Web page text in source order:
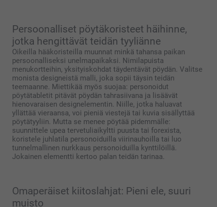
Persoonalliset pöytäkoristeet häihinne,
jotka hengittävät teidän tyyliänne
Oikeilla hääkoristeilla muunnat minkä tahansa paikan
persoonalliseksi unelmapaikaksi. Nimilapuista
menukortteihin, yksityiskohdat täydentävät pöydän. Valitse
monista designeistä malli, joka sopii täysin teidän
teemaanne. Miettikää myös suojaa: personoidut
pöytätabletit pitävät pöydän tahrasiivana ja lisäävät
hienovaraisen designelementin. Niille, jotka haluavat
yllättää vieraansa, voi pieniä viestejä tai kuvia sisällyttää
pöytätyyliin. Mutta se menee pöytää pidemmälle:
suunnittele upea tervetuliaikyltti puusta tai forexista,
koristele juhlatila personoiduilla viirinauhoilla tai luo
tunnelmallinen nurkkaus personoiduilla kynttilöillä.
Jokainen elementti kertoo palan teidän tarinaa.
Omaperäiset kiitoslahjat: Pieni ele, suuri
muisto